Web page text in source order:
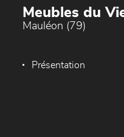
Meubles du
Mauléon (79)
Présentation